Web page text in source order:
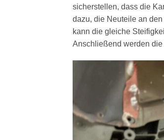
sicherstellen, dass die
dazu, die Neuteile an
kann die gleiche
Anschließend werden